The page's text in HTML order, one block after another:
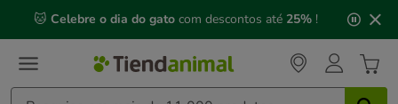
mensagem,
🐱 Celebre o dia do gato com descontos até 25% !